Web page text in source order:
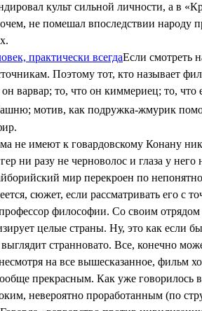
культ сильной личности, а
не помешал впоследствии
практически всегдаЕсли смотреть
Поэтому тот, кто называет
варвар; то, что он киммериец; то,
мотив, как подружка-жмурик
не имеют к говардовскому Конану
ни разу не черноволос и глаза у
мир перекроен по
сюжет, если рассматривать его
философии. Со своим
целые страны. Ну, это как
странновато. Все, конечно
на все вышесказанное, фильм
прекрасным. Как уже
невероятно проработанным (по